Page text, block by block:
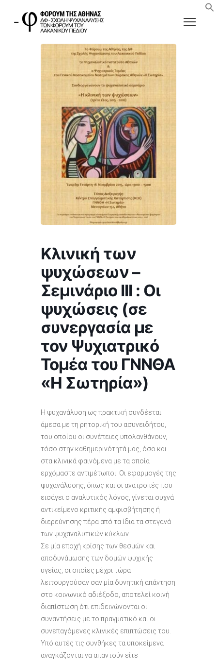
Κλινική των
ψυχώσεων –
Σεμινάριο ΙΙΙ : Οι
ψυχώσεις (σε
συνεργασία με
τον Ψυχιατρικό
Τομέα του ΓΝΝΘΑ
«Η Σωτηρία»)
Η ψυχανάλυση ως πρακτική συνδέεται
άμεσα με τη ρητορική του ασυνειδήτου,
του οποίου οι συνέπειες υπολανθάνουν,
τόσο στην καθημερινότητά μας, όσο και
στα κλινικά φαινόμενα με τα οποία
ερχόμαστε αντιμέτωποι. Οι εφαρμογές της
ψυχανάλυσης, όπως και οι ανατροπές που
εισάγει ο αναλυτικός λόγος, γίνεται συχνά
αντικείμενο κριτικής αμφισβήτησης ή
διερεύνησης πέρα από τα ίδια τα στεγανά
των ψυχαναλυτικών κύκλων.
Σε μία εποχή κρίσης των θεσμών και
αποδυνάμωσης των δομών ψυχικής
υγείας, οι οποίες μέχρι τώρα
λειτουργούσαν σαν μία δυνητική απάντηση
στο κοινωνικό αδιέξοδο, αποτελεί κοινή
διαπίστωση ότι επιδεινώνονται οι
συναντήσεις με το πραγματικό και οι
συνεπαγόμενες κλινικές επιπτώσεις του.
Υπό αυτές τις συνθήκες τα υποκείμενα
αναγκάζονται να απαντούν είτε